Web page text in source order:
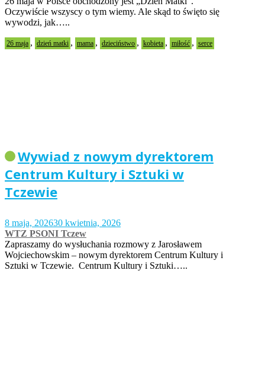
Oczywiście wszyscy o tym wiemy. Ale skąd to święto się
wywodzi, jak…..
26 maja , dzień matki , mama , dzieciństwo , kobieta , miłość , serce
Wywiad z nowym dyrektorem
Centrum Kultury i Sztuki w
Tczewie
8 maja, 202630 kwietnia, 2026
WTZ PSONI Tczew
Zapraszamy do wysłuchania rozmowy z Jarosławem
Wojciechowskim – nowym dyrektorem Centrum Kultury i
Sztuki w Tczewie. Centrum Kultury i Sztuki…..